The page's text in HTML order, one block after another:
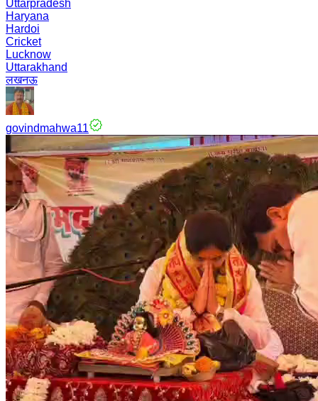
Uttarpradesh
Haryana
Hardoi
Cricket
Lucknow
Uttarakhand
लखनऊ
govindmahwa11